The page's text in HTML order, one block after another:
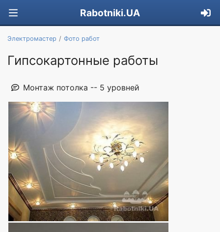
Rabotniki.UA
Электромастер Фото работ
Гипсокартонные работы
Монтаж потолка -- 5 уровней